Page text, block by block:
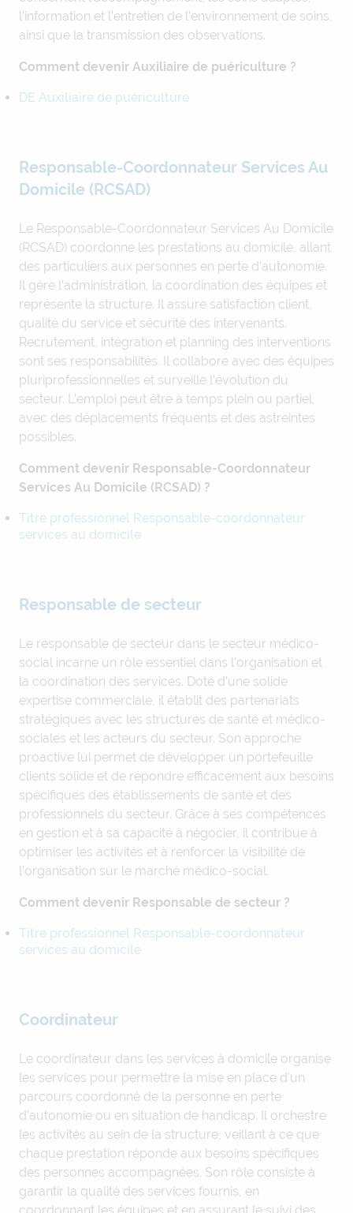
l’information et l’entretien de l’environnement de soins,
ainsi que la transmission des observations.
Comment devenir Auxiliaire de puériculture ?
DE Auxiliaire de puériculture
Responsable-Coordonnateur Services Au
Domicile (RCSAD)
Le Responsable-Coordonnateur Services Au Domicile
(RCSAD) coordonne les prestations au domicile, allant
des particuliers aux personnes en perte d’autonomie.
Il gère l’administration, la coordination des équipes et
représente la structure. Il assure satisfaction client,
qualité du service et sécurité des intervenants.
Recrutement, intégration et planning des interventions
sont ses responsabilités. Il collabore avec des équipes
pluriprofessionnelles et surveille l’évolution du
secteur. L’emploi peut être à temps plein ou partiel,
avec des déplacements fréquents et des astreintes
possibles.
Comment devenir Responsable-Coordonnateur
Services Au Domicile (RCSAD) ?
Titre professionnel Responsable-coordonnateur
services au domicile
Responsable de secteur
Le responsable de secteur dans le secteur médico-
social incarne un rôle essentiel dans l’organisation et
la coordination des services. Doté d’une solide
expertise commerciale, il établit des partenariats
stratégiques avec les structures de santé et médico-
sociales et les acteurs du secteur. Son approche
proactive lui permet de développer un portefeuille
clients solide et de répondre efficacement aux besoins
spécifiques des établissements de santé et des
professionnels du secteur. Grâce à ses compétences
en gestion et à sa capacité à négocier, il contribue à
optimiser les activités et à renforcer la visibilité de
l’organisation sur le marché médico-social.
Comment devenir Responsable de secteur ?
Titre professionnel Responsable-coordonnateur
services au domicile
Coordinateur
Le coordinateur dans les services à domicile organise
les services pour permettre la mise en place d’un
parcours coordonné de la personne en perte
d’autonomie ou en situation de handicap. Il orchestre
les activités au sein de la structure, veillant à ce que
chaque prestation réponde aux besoins spécifiques
des personnes accompagnées. Son rôle consiste à
garantir la qualité des services fournis, en